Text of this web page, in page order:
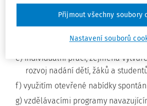
d) osvětovou činností včetně
poskytování informací pro děti,
rizikového chování a výchovou k
e) individuální prací, zejména
rozvoj nadání dětí, žáků a
f) využitím otevřené nabídky
g) vzdělávacími programy
Nastavení souborů
Přijmout všechny soubory